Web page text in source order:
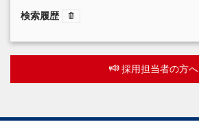
検索履歴
採用担当者の方へ